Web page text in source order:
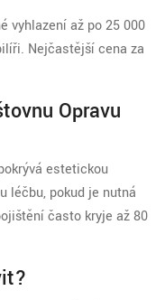
vyhlazení až po 25 000
Nejčastější cena za
Opravu
estetickou
léčbu, pokud je nutná
často kryje až 80